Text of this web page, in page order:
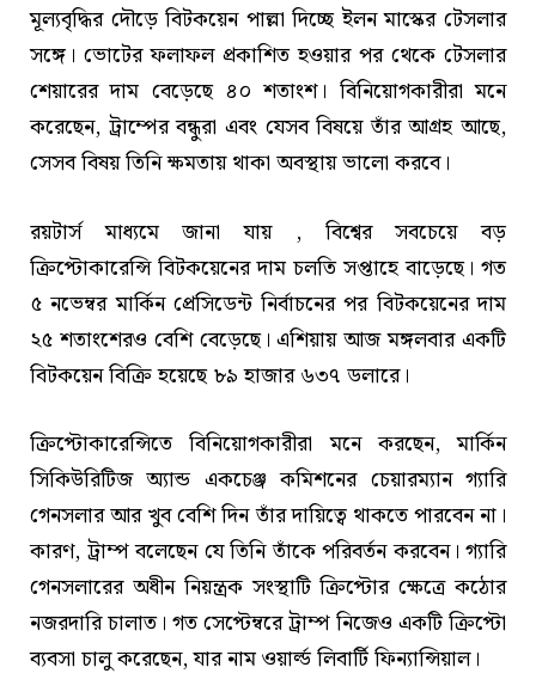
মূল্যবৃদ্ধির দৌড়ে বিটকয়েন পাল্লা দিচ্ছে ইলন মাস্কের টেসলার
সঙ্গে। ভোটের ফলাফল প্রকাশিত হওয়ার পর থেকে টেসলার
শেয়ারের দাম বেড়েছে ৪০ শতাংশ। বিনিয়োগকারীরা মনে
করেছেন, ট্রাম্পের বন্ধুরা এবং যেসব বিষয়ে তাঁর আগ্রহ আছে,
সেসব বিষয় তিনি ক্ষমতায় থাকা অবস্থায় ভালো করবে।
রয়টার্স মাধ্যমে জানা যায় , বিশ্বের সবচেয়ে বড়
ক্রিপ্টোকারেন্সি বিটকয়েনের দাম চলতি সপ্তাহে বাড়েছে। গত
৫ নভেম্বর মার্কিন প্রেসিডেন্ট নির্বাচনের পর বিটকয়েনের দাম
২৫ শতাংশেরও বেশি বেড়েছে। এশিয়ায় আজ মঙ্গলবার একটি
বিটকয়েন বিক্রি হয়েছে ৮৯ হাজার ৬৩৭ ডলারে।
ক্রিপ্টোকারেন্সিতে বিনিয়োগকারীরা মনে করছেন, মার্কিন
সিকিউরিটিজ অ্যান্ড একচেঞ্জ কমিশনের চেয়ারম্যান গ্যারি
গেনসলার আর খুব বেশি দিন তাঁর দায়িত্বে থাকতে পারবেন না।
কারণ, ট্রাম্প বলেছেন যে তিনি তাঁকে পরিবর্তন করবেন। গ্যারি
গেনসলারের অধীন নিয়ন্ত্রক সংস্থাটি ক্রিপ্টোর ক্ষেত্রে কঠোর
নজরদারি চালাত। গত সেপ্টেম্বরে ট্রাম্প নিজেও একটি ক্রিপ্টো
ব্যবসা চালু করেছেন, যার নাম ওয়ার্ল্ড লিবার্টি ফিন্যান্সিয়াল।